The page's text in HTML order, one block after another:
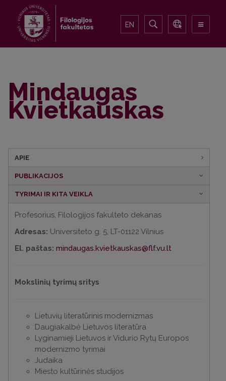
EN
Mindaugas
Kvietkauskas
APIE
PUBLIKACIJOS
TYRIMAI IR KITA VEIKLA
Profesorius, Filologijos fakulteto dekanas
Adresas: Universiteto g. 5, LT-01122 Vilnius
El. paštas: mindaugas.kvietkauskas@flf.vu.lt
Mokslinių tyrimų sritys
Lietuvių literatūrinis modernizmas
Daugiakalbė Lietuvos literatūra
Lyginamieji Lietuvos ir Vidurio Rytų Europos
modernizmo tyrimai
Judaika
Miesto kultūrinės studijos